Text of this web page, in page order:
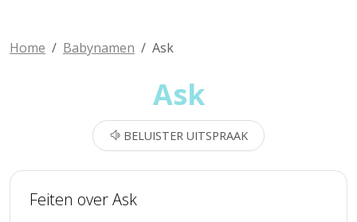
Home Babynamen Ask
Ask
BELUISTER UITSPRAAK
Feiten over Ask